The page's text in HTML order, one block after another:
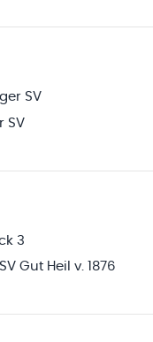
SV
SV
3
Gut Heil v. 1876